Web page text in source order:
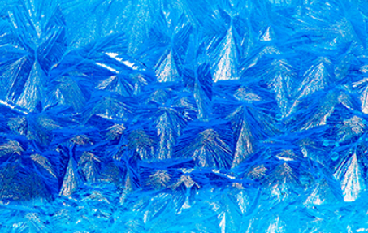
fototöötlus Ehete fotode redigeerimine AI koolitusandmed